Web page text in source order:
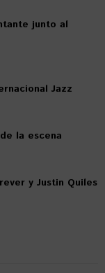
junto al
Jazz
la escena
y Justin Quiles